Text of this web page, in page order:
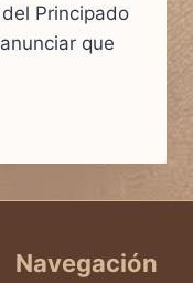
Principado
que
Navegación